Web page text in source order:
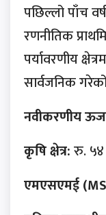
पछिल्लो पाँच
रणनीतिक
पर्यावरणीय
सार्वजनिक
नवीकरणीय
कृषि क्षेत्र:रु. ५४
एमएसएमई